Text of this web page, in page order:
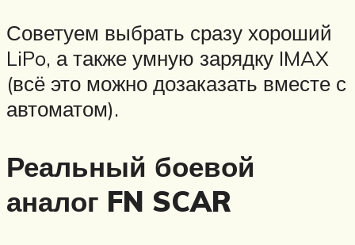
Советуем выбрать сразу хороший
LiPo, а также умную зарядку IMAX
(всё это можно дозаказать вместе с
автоматом).
Реальный боевой
аналог FN SCAR